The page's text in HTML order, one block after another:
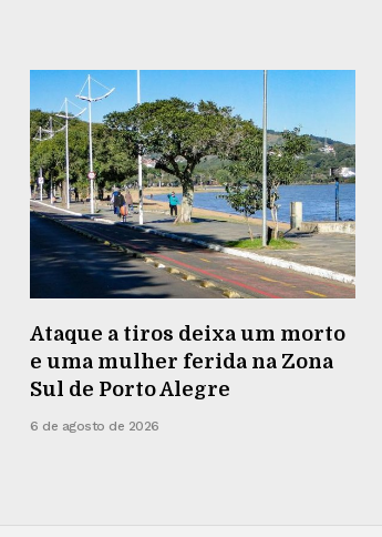
Ataque a tiros deixa um morto
e uma mulher ferida na Zona
Sul de Porto Alegre
6 de agosto de 2026